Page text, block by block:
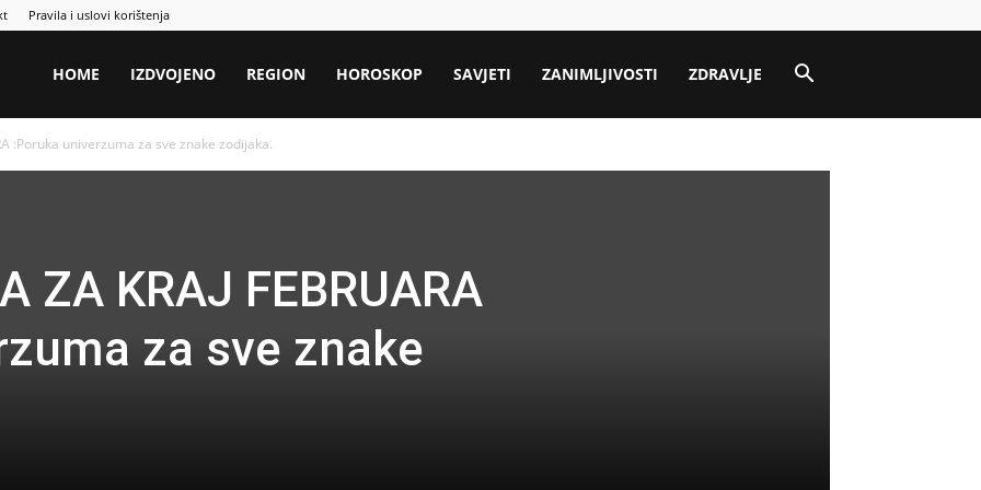
Pravila i uslovi korištenja
HOME IZDVOJENO REGION HOROSKOP SAVJETI ZANIMLJIVOSTI ZDRAVLJE
:Poruka univerzuma za sve znake zodijaka.
ZA KRAJ FEBRUARA
za sve znake